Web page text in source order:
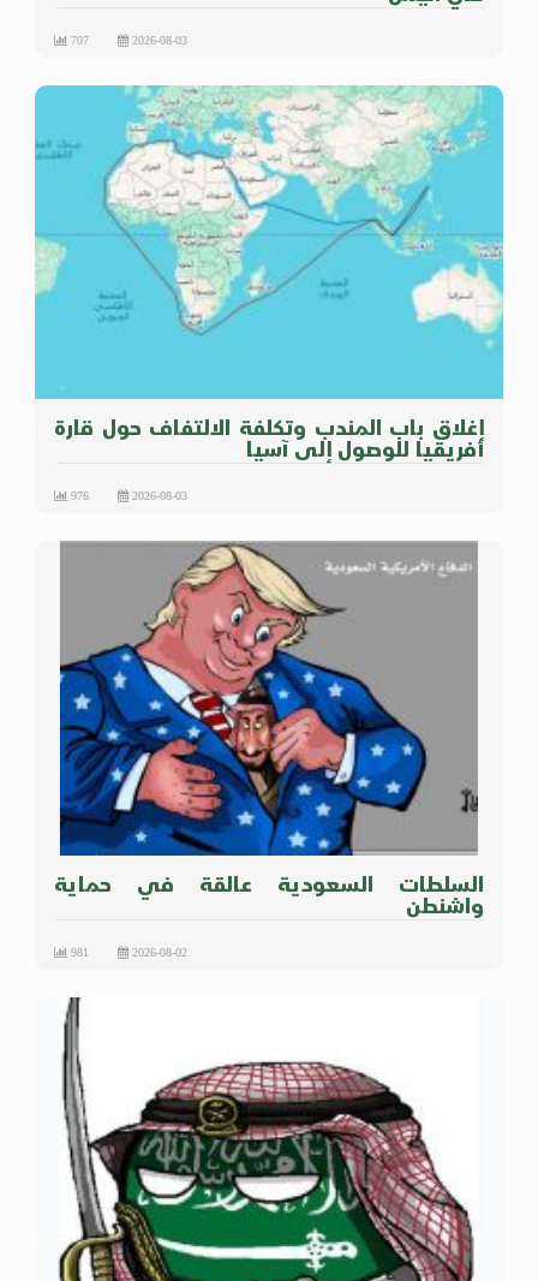
2026-08-03
707
إغلاق باب المندب وتكلفة الالتفاف حول قارة
أفريقيا للوصول إلى آسيا
2026-08-03
976
السلطات السعودية عالقة في حماية
واشنطن
2026-08-02
981